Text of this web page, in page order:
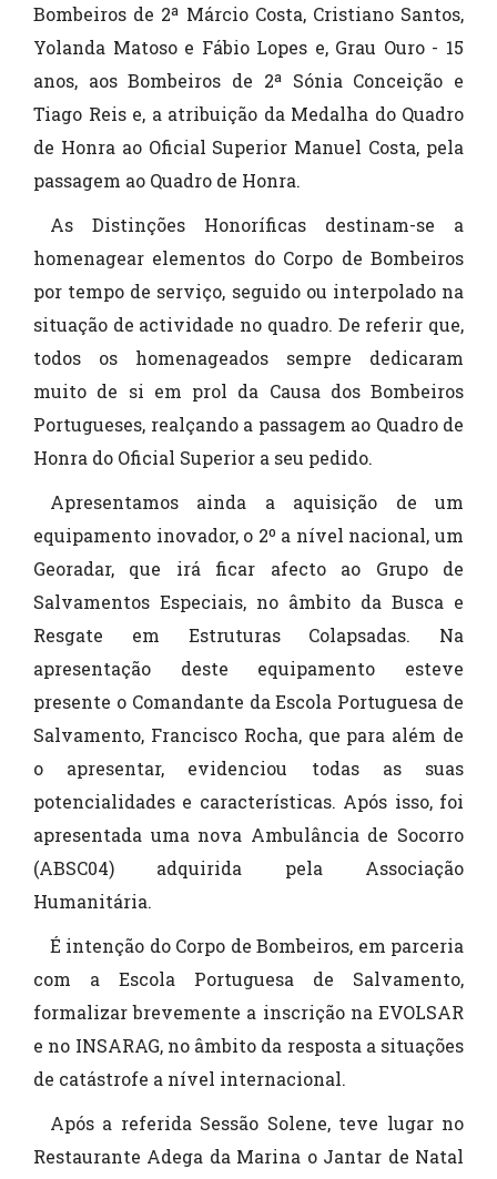
Bombeiros de 2ª Márcio Costa, Cristiano Santos,
Yolanda Matoso e Fábio Lopes e, Grau Ouro - 15
anos, aos Bombeiros de 2ª Sónia Conceição e
Tiago Reis e, a atribuição da Medalha do Quadro
de Honra ao Oficial Superior Manuel Costa, pela
passagem ao Quadro de Honra.
As Distinções Honoríficas destinam-se a
homenagear elementos do Corpo de Bombeiros
por tempo de serviço, seguido ou interpolado na
situação de actividade no quadro. De referir que,
todos os homenageados sempre dedicaram
muito de si em prol da Causa dos Bombeiros
Portugueses, realçando a passagem ao Quadro de
Honra do Oficial Superior a seu pedido.
Apresentamos ainda a aquisição de um
equipamento inovador, o 2º a nível nacional, um
Georadar, que irá ficar afecto ao Grupo de
Salvamentos Especiais, no âmbito da Busca e
Resgate em Estruturas Colapsadas. Na
apresentação deste equipamento esteve
presente o Comandante da Escola Portuguesa de
Salvamento, Francisco Rocha, que para além de
o apresentar, evidenciou todas as suas
potencialidades e características. Após isso, foi
apresentada uma nova Ambulância de Socorro
(ABSC04) adquirida pela Associação
Humanitária.
É intenção do Corpo de Bombeiros, em parceria
com a Escola Portuguesa de Salvamento,
formalizar brevemente a inscrição na EVOLSAR
e no INSARAG, no âmbito da resposta a situações
de catástrofe a nível internacional.
Após a referida Sessão Solene, teve lugar no
Restaurante Adega da Marina o Jantar de Natal